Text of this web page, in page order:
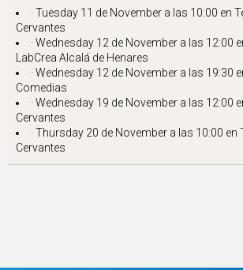
· Tuesday 11 de November a las 10:00 en
Cervantes
· Wednesday 12 de November a las 12:00
LabCrea Alcalá de Henares
· Wednesday 12 de November a las 19:30
Comedias
· Wednesday 19 de November a las 12:00
Cervantes
· Thursday 20 de November a las 10:00 en
Cervantes